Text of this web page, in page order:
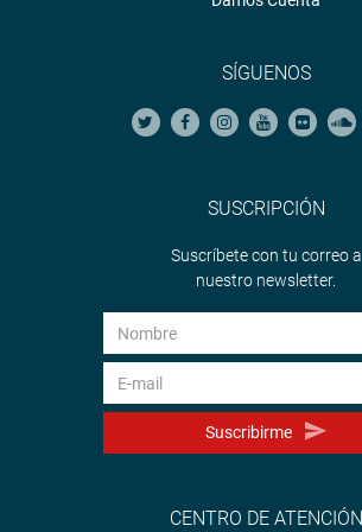
SÍGUENOS
SUSCRIPCIÓN
Suscríbete con tu correo a
nuestro newsletter.
Suscribirme
CENTRO DE ATENCIÓN